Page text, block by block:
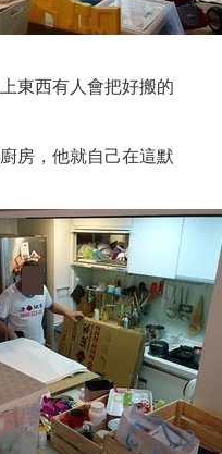
東西有人會把好搬的
房，他就自己在這默